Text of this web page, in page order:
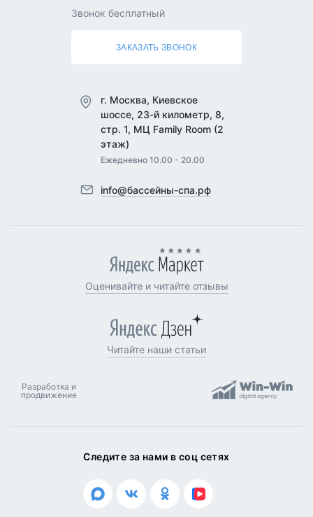
Следите за нами в соц сетях
Звонок бесплатный
ЗАКАЗАТЬ ЗВОНОК
г. Москва, Киевское
шоссе, 23-й километр, 8,
стр. 1, МЦ Family Room (2
этаж)
Ежедневно 10.00 - 20.00
info@бассейны-спа.рф
Оценивайте и читайте отзывы
Читайте наши статьи
Разработка и
продвижение